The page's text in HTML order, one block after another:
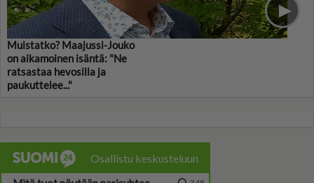
Muistatko? Maajussi-Jouko
on aikamoinen isäntä: "Ne
ratsastaa hevosilla ja
paukuttelee..."